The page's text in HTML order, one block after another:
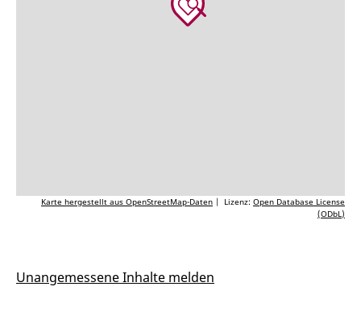
Karte hergestellt aus OpenStreetMap-Daten | Lizenz: Open Database License
(ODbL)
Unangemessene Inhalte melden